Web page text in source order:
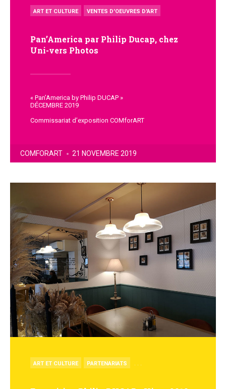
POSTED
IN
ART ET CULTURE VENTES D'OEUVRES D'ART
Pan’America par Philip Ducap, chez
Uni-vers Photos
« Pan’America by Philip DUCAP »
DÉCEMBRE 2019
Commissariat d’exposition COMforART
POSTED
BY
COMFORART 21 NOVEMBRE 2019
POSTED
IN
ART ET CULTURE PARTENARIATS